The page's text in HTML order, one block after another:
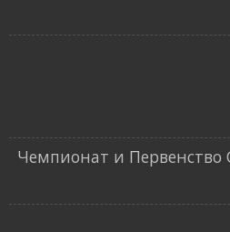
Чемпионат и Первенство